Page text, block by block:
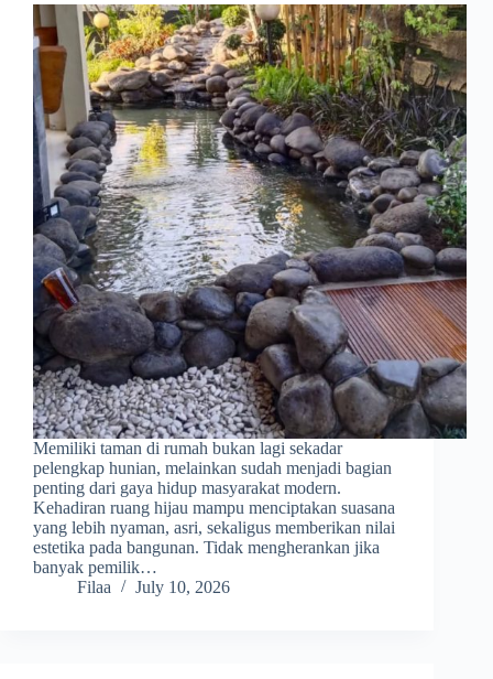
Memiliki taman di rumah bukan lagi sekadar
pelengkap hunian, melainkan sudah menjadi bagian
penting dari gaya hidup masyarakat modern.
Kehadiran ruang hijau mampu menciptakan suasana
yang lebih nyaman, asri, sekaligus memberikan nilai
estetika pada bangunan. Tidak mengherankan jika
banyak pemilik…
Filaa
July 10, 2026